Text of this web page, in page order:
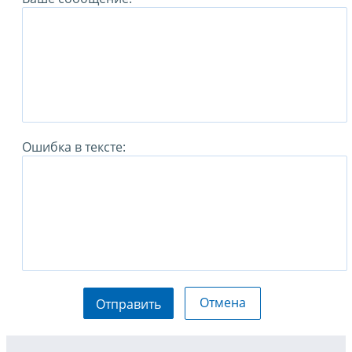
Ошибка в тексте:
Отправить Отмена